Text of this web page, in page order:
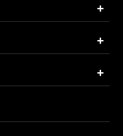
+
+
+